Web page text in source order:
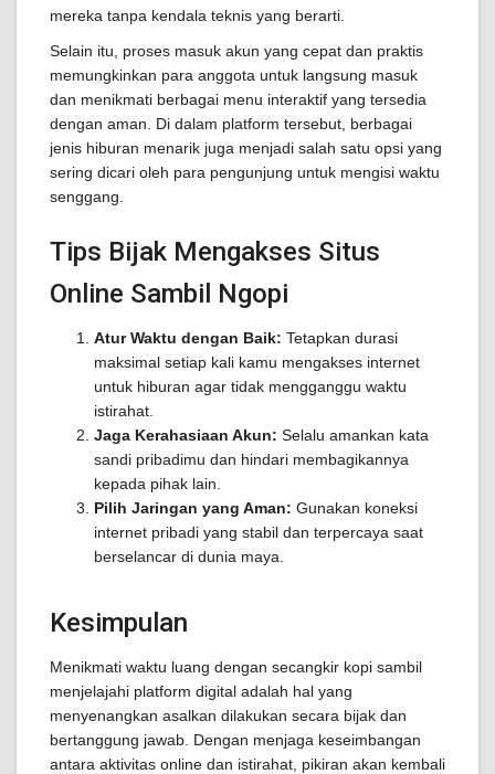
mereka tanpa kendala teknis yang berarti.
Selain itu, proses masuk akun yang cepat dan praktis
memungkinkan para anggota untuk langsung masuk
dan menikmati berbagai menu interaktif yang tersedia
dengan aman. Di dalam platform tersebut, berbagai
jenis hiburan menarik juga menjadi salah satu opsi yang
sering dicari oleh para pengunjung untuk mengisi waktu
senggang.
Tips Bijak Mengakses Situs
Online Sambil Ngopi
Atur Waktu dengan Baik: Tetapkan durasi
maksimal setiap kali kamu mengakses internet
untuk hiburan agar tidak mengganggu waktu
istirahat.
Jaga Kerahasiaan Akun: Selalu amankan kata
sandi pribadimu dan hindari membagikannya
kepada pihak lain.
Pilih Jaringan yang Aman: Gunakan koneksi
internet pribadi yang stabil dan terpercaya saat
berselancar di dunia maya.
Kesimpulan
Menikmati waktu luang dengan secangkir kopi sambil
menjelajahi platform digital adalah hal yang
menyenangkan asalkan dilakukan secara bijak dan
bertanggung jawab. Dengan menjaga keseimbangan
antara aktivitas online dan istirahat, pikiran akan kembali